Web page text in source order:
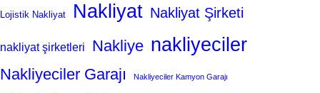
Lojistik Nakliyat Nakliyat Nakliyat Şirketi
nakliyat şirketleri Nakliye nakliyeciler
Nakliyeciler Garajı Nakliyeciler Kamyon Garajı